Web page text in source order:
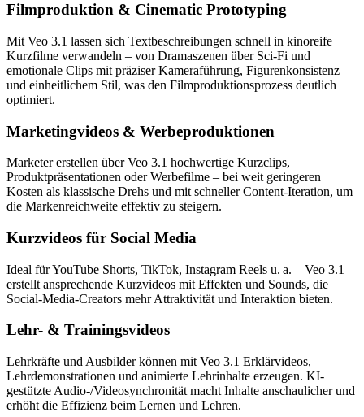
Filmproduktion & Cinematic Prototyping
Mit Veo 3.1 lassen sich Textbeschreibungen schnell in kinoreife
Kurzfilme verwandeln – von Dramaszenen über Sci-Fi und
emotionale Clips mit präziser Kameraführung, Figurenkonsistenz
und einheitlichem Stil, was den Filmproduktionsprozess deutlich
optimiert.
Marketingvideos & Werbeproduktionen
Marketer erstellen über Veo 3.1 hochwertige Kurzclips,
Produktpräsentationen oder Werbefilme – bei weit geringeren
Kosten als klassische Drehs und mit schneller Content-Iteration, um
die Markenreichweite effektiv zu steigern.
Kurzvideos für Social Media
Ideal für YouTube Shorts, TikTok, Instagram Reels u. a. – Veo 3.1
erstellt ansprechende Kurzvideos mit Effekten und Sounds, die
Social-Media-Creators mehr Attraktivität und Interaktion bieten.
Lehr- & Trainingsvideos
Lehrkräfte und Ausbilder können mit Veo 3.1 Erklärvideos,
Lehrdemonstrationen und animierte Lehrinhalte erzeugen. KI-
gestützte Audio-/Videosynchronität macht Inhalte anschaulicher und
erhöht die Effizienz beim Lernen und Lehren.